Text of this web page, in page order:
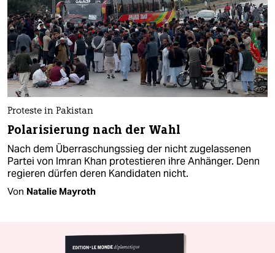
Proteste in Pakistan
Polarisierung nach der Wahl
Nach dem Überraschungssieg der nicht zugelassenen
Partei von Imran Khan protestieren ihre Anhänger. Denn
regieren dürfen deren Kandidaten nicht.
Von Natalie Mayroth